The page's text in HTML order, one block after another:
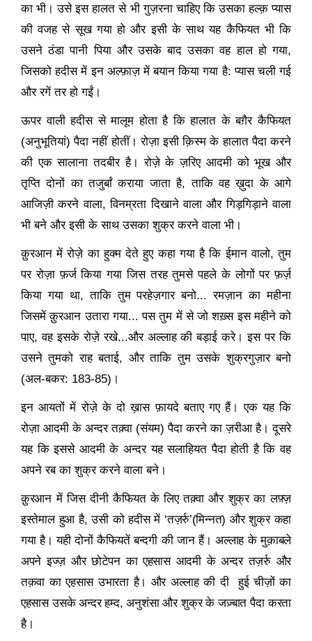
का भी। उसे इस हालत से भी गुज़रना चाहिए कि उसका हल्क़ प्यास
की वजह से सूख गया हो और इसी के साथ यह कैफियत भी कि
उसने ठंडा पानी पिया और उसके बाद उसका वह हाल हो गया,
जिसको हदीस में इन अल्फ़ाज़ में बयान किया गया है: प्यास चली गई
और रगें तर हो गईं।
ऊपर वाली हदीस से मालूम होता है कि हालात के बग़ैर कैफियत
(अनुभूतियां) पैदा नहीं होतीं। रोज़ा इसी क़िस्म के हालात पैदा करने
की एक सालाना तदबीर है। रोज़े के ज़रिए आदमी को भूख और
तृप्ति दोनों का तजुर्बां कराया जाता है,ताकि वह ख़ुदा के आगे
आजिज़ी करने वाला,विनम्रता दिखाने वाला और गिड़गिड़ाने वाला
भी बने और इसी के साथ उसका शुक्र करने वाला भी।
क़ुरआन में रोज़े का हुक्म देते हुए कहा गया है कि ईमान वालो,तुम
पर रोज़ा फ़र्ज किया गया जिस तरह तुमसे पहले के लोगों पर फ़र्ज़
किया गया था,ताकि तुम परहेज़गार बनो... रमज़ान का महीना
जिसमें क़ुरआन उतारा गया... पस तुम में से जो शख़्स इस महीने को
पाए,वह इसके रोज़े रखे...और अल्लाह की बड़ाई करे। इस पर कि
उसने तुमको राह बताई, और ताकि तुम उसके शुक्रगुज़ार बनो
(अल-बकर: 183-85) ।
इन आयतों में रोज़े के दो ख़ास फ़ायदे बताए गए हैं। एक यह कि
रोज़ा आदमी के अन्दर तक़्वा (संयम) पैदा करने का ज़रीआ है। दूसरे
यह कि इससे आदमी के अन्दर यह सलाहियत पैदा होती है कि वह
अपने रब का शुक्र करने वाला बने।
क़ुरआन में जिस दीनी कैफियत के लिए तक़्वा और शुक्र का लफ़्ज़
इस्तेमाल हुआ है,उसी को हदीस में ‘तज़र्रु’(मिन्नत)और शुक्र कहा
गया है। यही दोनों कैफियतें बन्दगी की जान हैं। अल्लाह के मुक़ाबले
अपने इज्ज़ और छोटेपन का एहसास आदमी के अन्दर तज़र्रु और
तक़वा का एहसास उभारता है। और अल्लाह की दी हुई चीज़ों का
एहसास उसके अन्दर हम्द,अनुशंसा और शुक्र के जज़्बात पैदा करता
है।